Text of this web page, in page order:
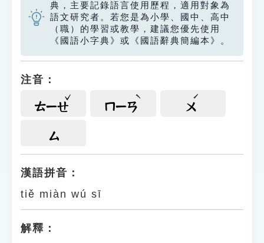
典，主要記錄語言使用歷程，適用對象為
語文研究者。若您是為小學、國中、高中
（職）的學習或教學，建議您優先使用
《國語小字典》或《國語辭典簡編本》。
注音：
ㄊㄧㄝ ㄇㄧㄢ ㄨ
ㄙ
漢語拼音：
tiě miàn wú sī
解釋：